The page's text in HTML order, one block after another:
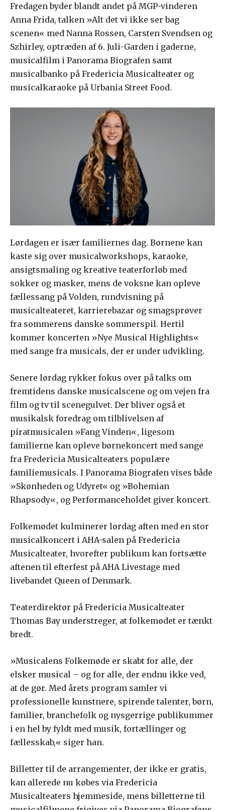
Fredagen byder blandt andet på MGP-vinderen
Anna Frida, talken »Alt det vi ikke ser bag
scenen« med Nanna Rossen, Carsten Svendsen og
Szhirley, optræden af 6. Juli-Garden i gaderne,
musicalfilm i Panorama Biografen samt
musicalbanko på Fredericia Musicalteater og
musicalkaraoke på Urbania Street Food.
Lørdagen er især familiernes dag. Børnene kan
kaste sig over musicalworkshops, karaoke,
ansigtsmaling og kreative teaterforløb med
sokker og masker, mens de voksne kan opleve
fællessang på Volden, rundvisning på
musicalteateret, karrierebazar og smagsprøver
fra sommerens danske sommerspil. Hertil
kommer koncerten »Nye Musical Highlights«
med sange fra musicals, der er under udvikling.
Senere lørdag rykker fokus over på talks om
fremtidens danske musicalscene og om vejen fra
film og tv til scenegulvet. Der bliver også et
musikalsk foredrag om tilblivelsen af
piratmusicalen »Fang Vinden«, ligesom
familierne kan opleve børnekoncert med sange
fra Fredericia Musicalteaters populære
familiemusicals. I Panorama Biografen vises både
»Skønheden og Udyret« og »Bohemian
Rhapsody«, og Performanceholdet giver koncert.
Folkemødet kulminerer lørdag aften med en stor
musicalkoncert i AHA-salen på Fredericia
Musicalteater, hvorefter publikum kan fortsætte
aftenen til efterfest på AHA Livestage med
livebandet Queen of Denmark.
Teaterdirektør på Fredericia Musicalteater
Thomas Bay understreger, at folkemødet er tænkt
bredt.
»Musicalens Folkemøde er skabt for alle, der
elsker musical – og for alle, der endnu ikke ved,
at de gør. Med årets program samler vi
professionelle kunstnere, spirende talenter, børn,
familier, branchefolk og nysgerrige publikummer
i en hel by fyldt med musik, fortællinger og
fællesskab,« siger han.
Billetter til de arrangementer, der ikke er gratis,
kan allerede nu købes via Fredericia
Musicalteaters hjemmeside, mens billetterne til